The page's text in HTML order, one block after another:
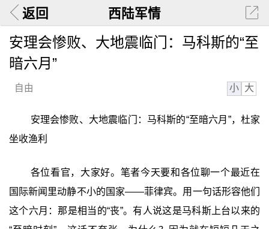
返回 西陆军情
安理会惨败、大地震临门：马科斯的“至
暗六月”
自由 小 大
安理会惨败、大地震临门：马科斯的“至暗六月”，杜家
坐收渔利
各位看官，大家好。笔者今天要和各位聊一个最近在
国际新闻里动静不小的国家——菲律宾。用一句话形容他们
这个六月：那是相当的“丧”。有人说这是马科斯上台以来的